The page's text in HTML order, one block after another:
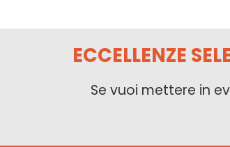
ECCELLENZE
Se vuoi mettere in